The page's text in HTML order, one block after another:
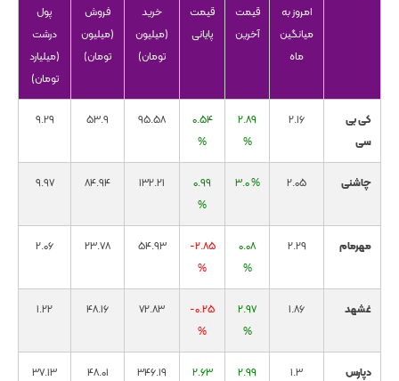
امروز به
میانگین
ماه
قیمت
آخرین
قیمت
پایانی
خرید
(میلیون
تومان)
فروش
(میلیون
تومان)
پول
درشت
(میلیارد
تومان)
کی بی
سی
2.16
2.89
%
0.54
%
95.58
53.9
9.29
چاشنی 2.05
3.0 %
0.99
%
132.21
84.94
9.97
مهرمام 2.29
0.08
%
-2.85
%
54.93
23.78
2.06
غشهد 1.86
2.97
%
-0.25
%
72.83
48.16
1.22
دپارس 1.3
2.99
2.63
346.19
48.01
37.13